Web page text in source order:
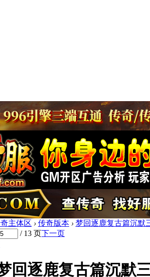
主体区 › 传奇版本 › 梦回逐鹿复古篇沉默
/ 13 页下一页
回逐鹿复古篇沉默